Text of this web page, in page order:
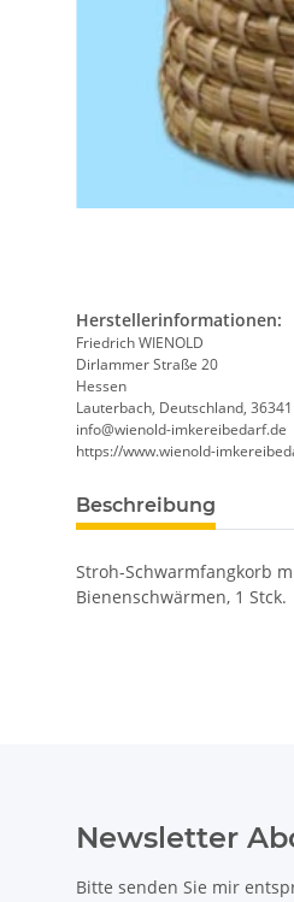
Herstellerinformationen:
Friedrich WIENOLD
Dirlammer Straße 20
Hessen
Lauterbach, Deutschland, 36341
info@wienold-imkereibedarf.de
https://www.wienold-
Beschreibung
Stroh-Schwarmfangkorb
Bienenschwärmen, 1 Stck.
Newsletter
Bitte senden Sie mir